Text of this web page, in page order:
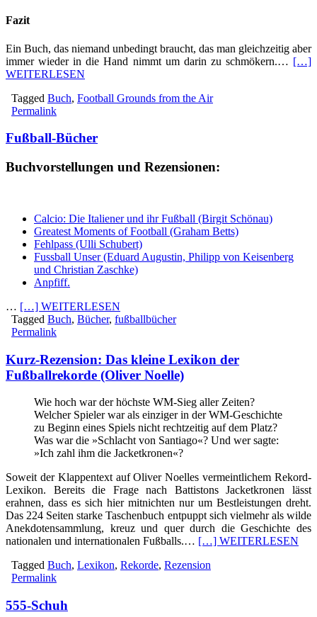
Fazit
Ein Buch, das niemand unbedingt braucht, das man gleichzeitig aber
immer wieder in die Hand nimmt um darin zu schmökern.… […]
WEITERLESEN
Tagged Buch, Football Grounds from the Air
Permalink
Fußball-Bücher
Buchvorstellungen und Rezensionen:
Calcio: Die Italiener und ihr Fußball (Birgit Schönau)
Greatest Moments of Football (Graham Betts)
Fehlpass (Ulli Schubert)
Fussball Unser(Eduard Augustin, Philipp von Keisenberg
und Christian Zaschke)
Anpfiff.
… […] WEITERLESEN
Tagged Buch, Bücher, fußballbücher
Permalink
Kurz-Rezension: Das kleine Lexikon der
Fußballrekorde (Oliver Noelle)
Wie hoch war der höchste WM-Sieg aller Zeiten?
Welcher Spieler war als einziger in der WM-Geschichte
zu Beginn eines Spiels nicht rechtzeitig auf dem Platz?
Was war die »Schlacht von Santiago«? Und wer sagte:
»Ich zahl ihm die Jacketkronen«?
Soweit der Klappentext auf Oliver Noelles vermeintlichem Rekord-
Lexikon. Bereits die Frage nach Battistons Jacketkronen lässt
erahnen, dass es sich hier mitnichten nur um Bestleistungen dreht.
Das 224 Seiten starke Taschenbuch entpuppt sich vielmehr als wilde
Anekdotensammlung, kreuz und quer durch die Geschichte des
nationalen und internationalen Fußballs.… […] WEITERLESEN
Tagged Buch, Lexikon, Rekorde, Rezension
Permalink
555-Schuh